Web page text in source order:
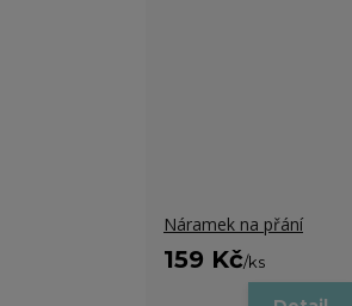
Náramek na přání
159 Kč/ks